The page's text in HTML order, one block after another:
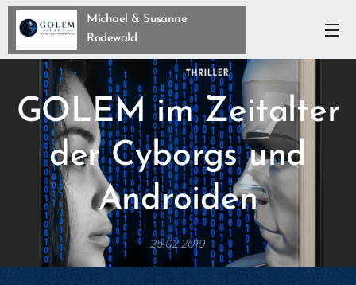
Michael & Susanne
Rodewald
GOLEM im Zeitalter
der Cyborgs und
Androiden
25.02.2019